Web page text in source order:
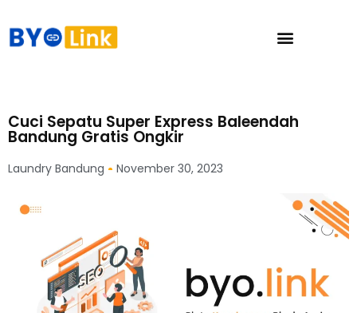
Cuci Sepatu Super Express Baleendah
Bandung Gratis Ongkir
Laundry Bandung November 30, 2023